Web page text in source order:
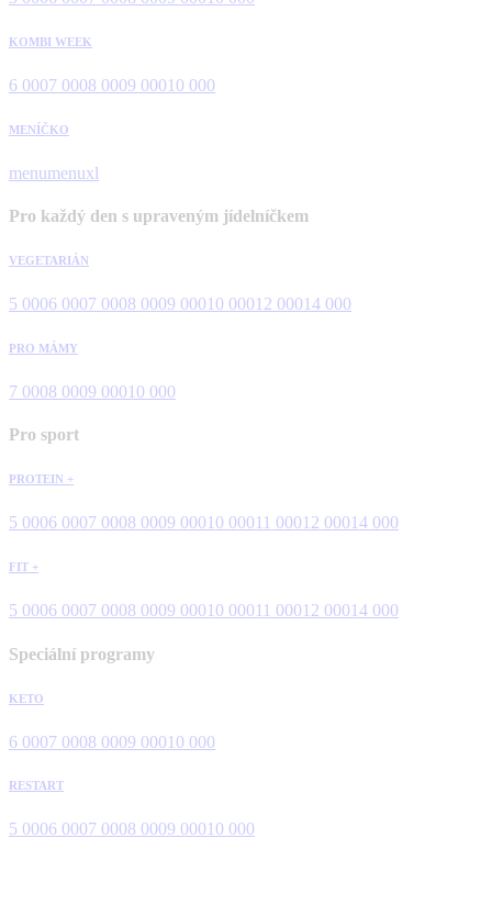
KOMBI WEEK
6 0007 0008 0009 00010 000
MENÍČKO
menumenuxl
Pro každý den s upraveným jídelníčkem
VEGETARIÁN
5 0006 0007 0008 0009 00010 00012 00014 000
PRO MÁMY
7 0008 0009 00010 000
Pro sport
PROTEIN +
5 0006 0007 0008 0009 00010 00011 00012 00014 000
FIT +
5 0006 0007 0008 0009 00010 00011 00012 00014 000
Speciální programy
KETO
6 0007 0008 0009 00010 000
RESTART
5 0006 0007 0008 0009 00010 000